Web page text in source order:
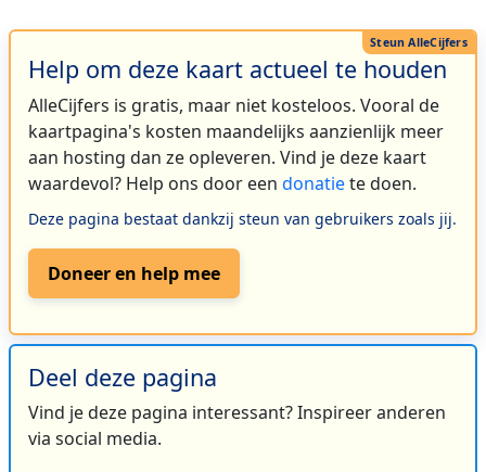
Help om deze kaart actueel te houden
AlleCijfers is gratis, maar niet kosteloos. Vooral de
kaartpagina's kosten maandelijks aanzienlijk meer
aan hosting dan ze opleveren. Vind je deze kaart
waardevol? Help ons door een donatiete doen.
Deze pagina bestaat dankzij steun van gebruikers zoals jij.
Doneer en help mee
Deel deze pagina
Vind je deze pagina interessant? Inspireer anderen
via social media.